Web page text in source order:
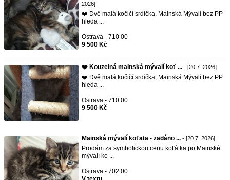
2026]
❤️ Dvě malá kočičí srdíčka, Mainská Mývalí bez PP
hleda ...
Ostrava - 710 00
9 500 Kč
❤️ Kouzelná mainská mývalí koť ... - [20.7. 2026]
❤️ Dvě malá kočičí srdíčka, Mainská Mývalí bez PP
hleda ...
Ostrava - 710 00
9 500 Kč
Mainská mývalí koťata - zadáno ... - [20.7. 2026]
Prodám za symbolickou cenu koťátka po Mainské
mývalí ko ...
Ostrava - 702 00